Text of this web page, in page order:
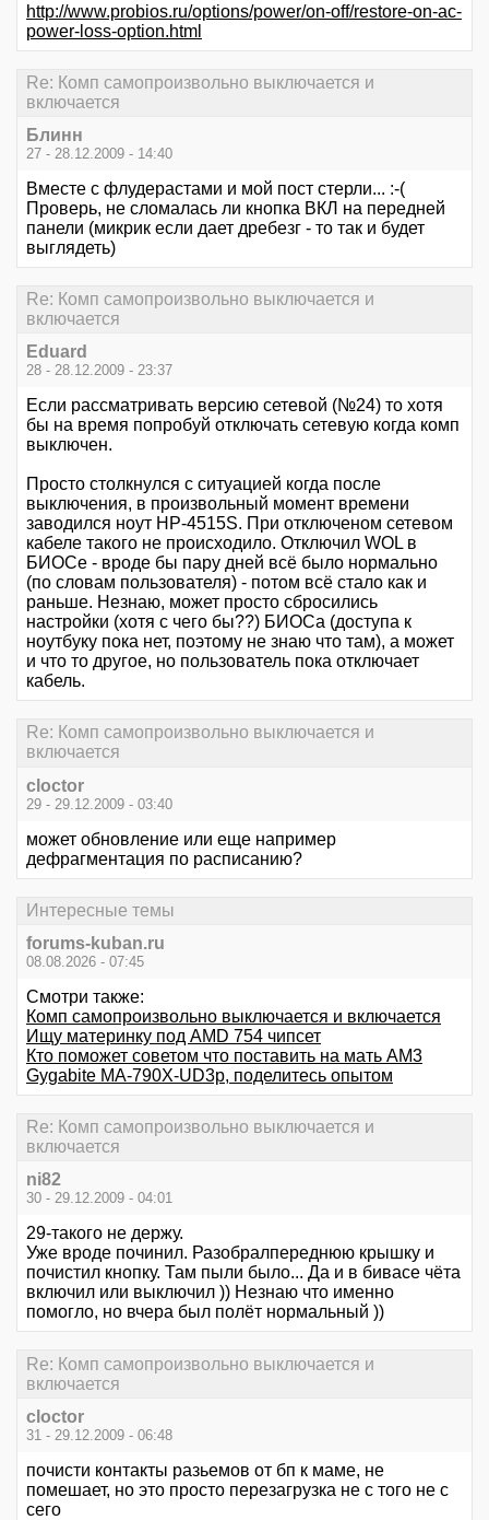
http://www.probios.ru/options/power/on-off/restore-on-ac-
power-loss-option.html
Re: Комп самопроизвольно выключается и
включается
Блинн
27 - 28.12.2009 - 14:40
Вместе с флудерастами и мой пост стерли... :-(
Проверь, не сломалась ли кнопка ВКЛ на передней
панели (микрик если дает дребезг - то так и будет
выглядеть)
Re: Комп самопроизвольно выключается и
включается
Eduard
28 - 28.12.2009 - 23:37
Если рассматривать версию сетевой (№24) то хотя
бы на время попробуй отключать сетевую когда комп
выключен.
Просто столкнулся с ситуацией когда после
выключения, в произвольный момент времени
заводился ноут НР-4515S. При отключеном сетевом
кабеле такого не происходило. Отключил WOL в
БИОСе - вроде бы пару дней всё было нормально
(по словам пользователя) - потом всё стало как и
раньше. Незнаю, может просто сбросились
настройки (хотя с чего бы??) БИОСа (доступа к
ноутбуку пока нет, поэтому не знаю что там), а может
и что то другое, но пользователь пока отключает
кабель.
Re: Комп самопроизвольно выключается и
включается
cloctor
29 - 29.12.2009 - 03:40
может обновление или еще например
дефрагментация по расписанию?
Интересные темы
forums-kuban.ru
08.08.2026 - 07:45
Смотри также:
Комп самопроизвольно выключается и включается
Ищу материнку под AMD 754 чипсет
Кто поможет советом что поставить на мать AM3
Gygabite MA-790X-UD3p, поделитесь опытом
Re: Комп самопроизвольно выключается и
включается
ni82
30 - 29.12.2009 - 04:01
29-такого не держу.
Уже вроде починил. Разобралпереднюю крышку и
почистил кнопку. Там пыли было... Да и в бивасе чёта
включил или выключил )) Незнаю что именно
помогло, но вчера был полёт нормальный ))
Re: Комп самопроизвольно выключается и
включается
cloctor
31 - 29.12.2009 - 06:48
почисти контакты разьемов от бп к маме, не
помешает, но это просто перезагрузка не с того не с
сего